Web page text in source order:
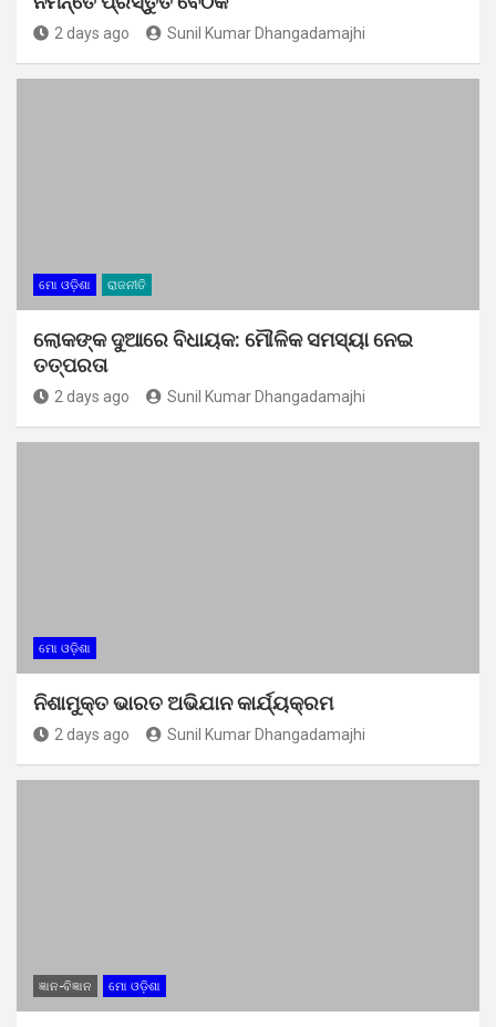
2 days ago Sunil Kumar Dhangadamajhi
ମୋ ଓଡ଼ିଶା ରାଜନୀତି
ଲୋକଙ୍କ ଦୁଆରେ ବିଧାୟକ: ମୌଳିକ ସମସ୍ୟା ନେଇ
ତତ୍ପରତା
2 days ago Sunil Kumar Dhangadamajhi
ମୋ ଓଡ଼ିଶା
ନିଶାମୁକ୍ତ ଭାରତ ଅଭିଯାନ କାର୍ଯ୍ୟକ୍ରମ
2 days ago Sunil Kumar Dhangadamajhi
ଜ୍ଞାନ-ବିଜ୍ଞାନ ମୋ ଓଡ଼ିଶା